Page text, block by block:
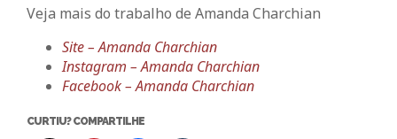
Veja mais do trabalho de Amanda Charchian
Site – Amanda Charchian
Instagram – Amanda Charchian
Facebook – Amanda Charchian
CURTIU? COMPARTILHE